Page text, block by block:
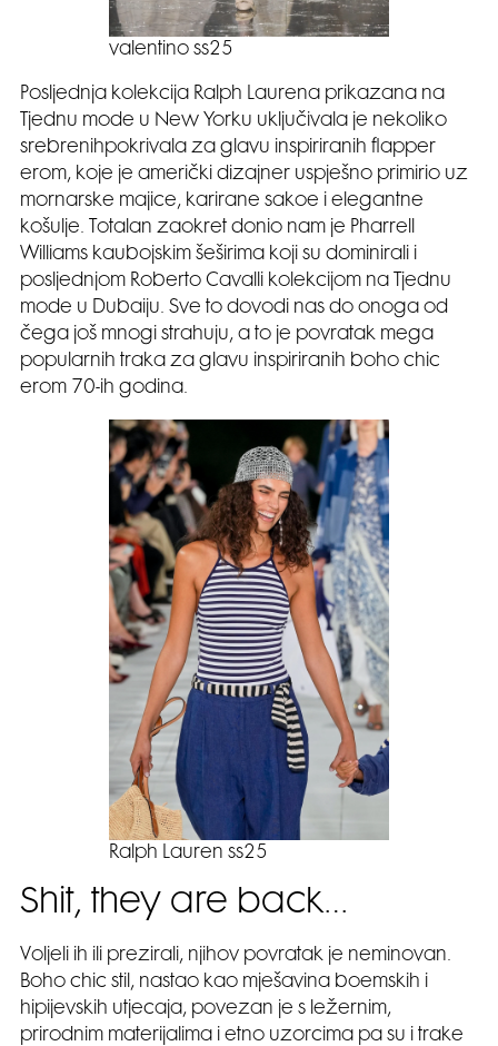
valentino ss25
Posljednja kolekcija Ralph Laurena prikazana na
Tjednu mode u New Yorku uključivala je nekoliko
srebrenihpokrivala za glavu inspiriranih flapper
erom, koje je američki dizajner uspješno primirio uz
mornarske majice, karirane sakoe i elegantne
košulje. Totalan zaokret donio nam je Pharrell
Williams kaubojskim šeširima koji su dominirali i
posljednjom Roberto Cavalli kolekcijom na Tjednu
mode u Dubaiju. Sve to dovodi nas do onoga od
čega još mnogi strahuju, a to je povratak mega
popularnih traka za glavu inspiriranih boho chic
erom 70-ih godina.
Ralph Lauren ss25
Shit, they are back…
Voljeli ih ili prezirali, njihov povratak je neminovan.
Boho chic stil, nastao kao mješavina boemskih i
hipijevskih utjecaja, povezan je s ležernim,
prirodnim materijalima i etno uzorcima pa su i trake